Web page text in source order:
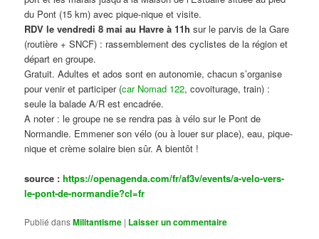
du Pont (15 km) avec pique-nique et visite.
RDV le vendredi 8 mai au Havre à 11h sur le parvis de la Gare
(routière + SNCF) : rassemblement des cyclistes de la région et
départ en groupe.
Gratuit. Adultes et ados sont en autonomie, chacun s’organise
pour venir et participer (car Nomad 122, covoiturage, train) :
seule la balade A/R est encadrée.
A noter : le groupe ne se rendra pas à vélo sur le Pont de
Normandie. Emmener son vélo (ou à louer sur place), eau, pique-
nique et crème solaire bien sûr. A bientôt !
source :https://openagenda.com/fr/af3v/events/a-velo-vers-
le-pont-de-normandie?cl=fr
Publié dansMilitantisme | Laisser un commentaire